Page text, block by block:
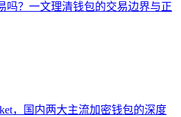
吗？一文理清钱包的交易边界与正
，国内两大主流加密钱包的深度